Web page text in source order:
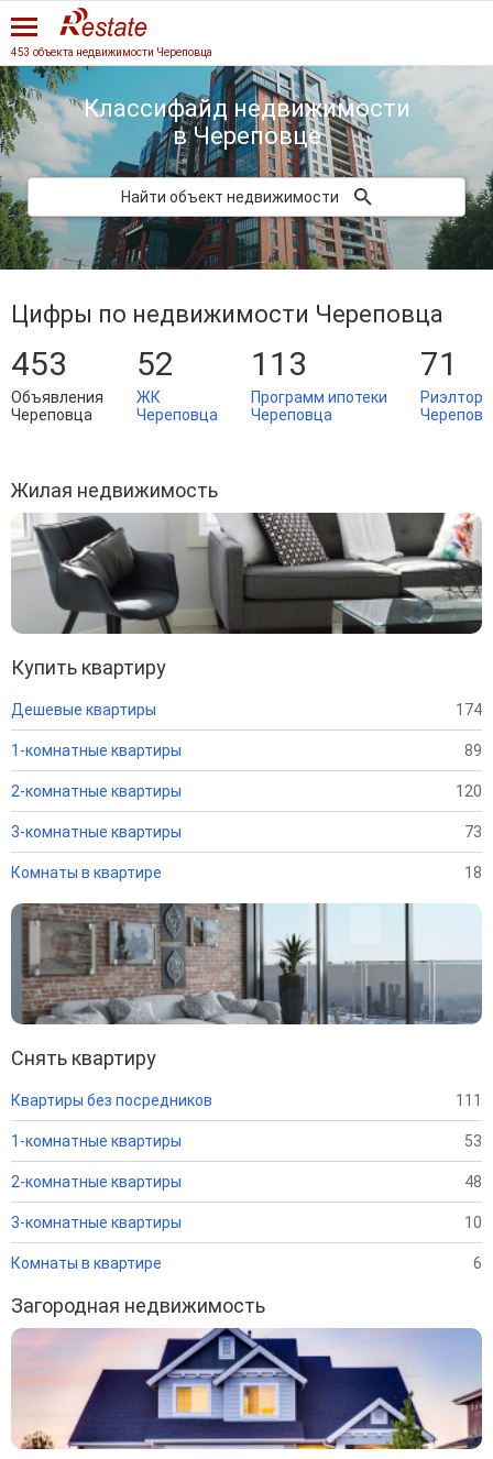
453 объекта недвижимости Череповца
Классифайд недвижимости
в Череповце
Найти объект недвижимости
Цифры по недвижимости Череповца
453
Объявления
Череповца
52
ЖК
Череповца
113
Программ ипотеки
Череповца
71
Риэлтор
Жилая недвижимость
Купить квартиру
Дешевые квартиры 174
1-комнатные квартиры 89
2-комнатные квартиры 120
3-комнатные квартиры 73
Комнаты в квартире 18
Снять квартиру
Квартиры без посредников 111
1-комнатные квартиры 53
2-комнатные квартиры 48
3-комнатные квартиры 10
Комнаты в квартире 6
Загородная недвижимость